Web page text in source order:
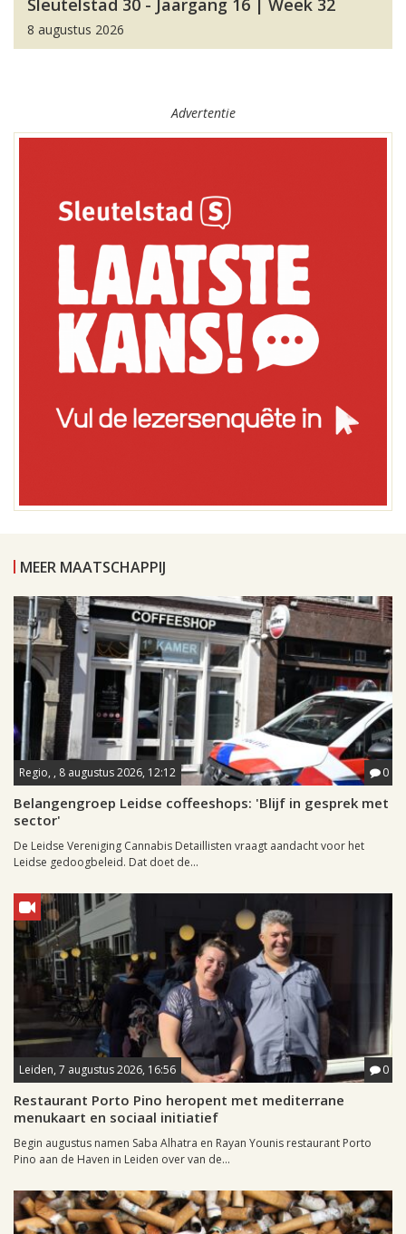
Sleutelstad 30 - Jaargang 16 | Week 32
8 augustus 2026
Advertentie
MEER MAATSCHAPPIJ
Regio, , 8 augustus 2026, 12:12 0
Belangengroep Leidse coffeeshops: 'Blijf in gesprek met
sector'
De Leidse Vereniging Cannabis Detaillisten vraagt aandacht voor het
Leidse gedoogbeleid. Dat doet de...
Leiden, 7 augustus 2026, 16:56 0
Restaurant Porto Pino heropent met mediterrane
menukaart en sociaal initiatief
Begin augustus namen Saba Alhatra en Rayan Younis restaurant Porto
Pino aan de Haven in Leiden over van de...